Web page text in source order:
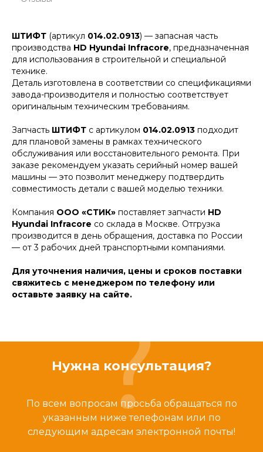
ШТИФТ (артикул 014.02.0913) — запасная часть
производства HD Hyundai Infracore, предназначенная
для использования в строительной и специальной
технике.
Деталь изготовлена в соответствии со спецификациями
завода-производителя и полностью соответствует
оригинальным техническим требованиям.
Запчасть ШТИФТ с артикулом 014.02.0913 подходит
для плановой замены в рамках технического
обслуживания или восстановительного ремонта. При
заказе рекомендуем указать серийный номер вашей
машины — это позволит менеджеру подтвердить
совместимость детали с вашей моделью техники.
Компания ООО «СТИК» поставляет запчасти HD
Hyundai Infracore со склада в Москве. Отгрузка
производится в день обращения, доставка по России
— от 3 рабочих дней транспортными компаниями.
Для уточнения наличия, цены и сроков поставки
свяжитесь с менеджером по телефону или
оставьте заявку на сайте.
Нужна консультация?
По всем вопросам просьба обращаться по
указанным ниже телефонам или по
следующим адресам электронной почты!